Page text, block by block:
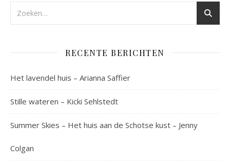
RECENTE BERICHTEN
Het lavendel huis – Arianna Saffier
Stille wateren – Kicki Sehlstedt
Summer Skies – Het huis aan de Schotse kust – Jenny
Colgan